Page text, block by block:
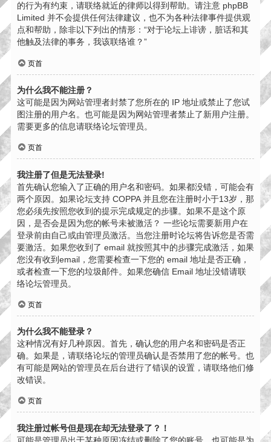
的行为有约束，请联络就近的律师以得到帮助。请注意 phpBB
Limited 并不会提供任何法律建议，也不为各种法律事件提供观
点和帮助，除非以下列出的情形：“对于论坛上诽谤，脏话和其
他触及法律的事务，我该联络谁？”
页首
为什么我不能注册？
这可能是因为网站管理者封禁了您所在的 IP 地址或禁止了您试
图注册的用户名。也可能是因为网站管理者禁止了新用户注册。
需要更多的信息请联络论坛管理员。
页首
我注册了但是无法登录!
首先确认您输入了正确的用户名和密码。如果都没错，可能会有
两个原因。如果论坛支持 COPPA 并且您在注册时小于13岁，那
您必须先按照您收到的提示完成规定的步骤。如果不是这个原
因，是否会是因为您的帐号未被激活？ 一些论坛需要新用户在
登录前由自己或由管理员激活。当您注册时论坛将告诉您是否需
要激活。如果您收到了 email 就按照其中的步骤完成激活，如果
您没有收到email，您需要检查一下您的 email 地址是否正确，
或者检查一下您的垃圾邮件。如果您确信 Email 地址没错请联
络论坛管理员。
页首
为什么我不能登录？
这种情况有好几种原因。首先，确认您的用户名和密码是否正
确。如果是，请联络论坛的管理员确认是否禁用了您的帐号。也
有可能是网站的管理员在后台进行了错误的设置，请联络他们修
改错误。
页首
我注册过帐号但是现在却无法登录了？！
可能是管理员出于某种原因冻结或删除了您的账号。也可能是为